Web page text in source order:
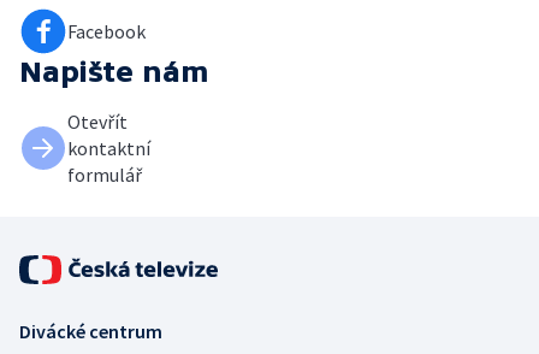
Facebook
Napište nám
Otevřít
kontaktní
formulář
Divácké centrum